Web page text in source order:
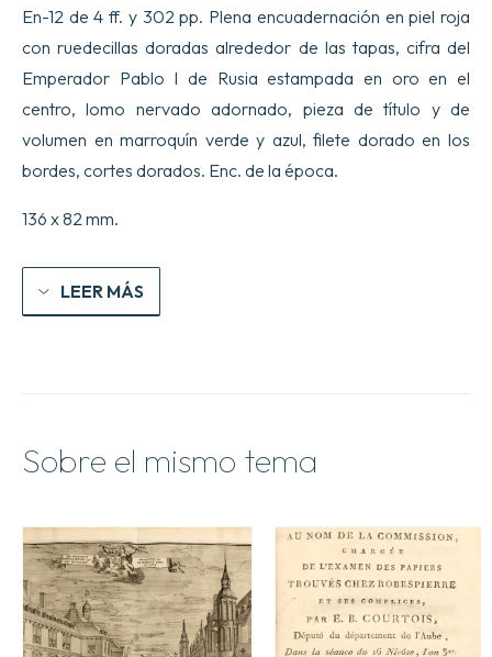
de
provincias,
los
gobernadores
y
estado
mayor
de
plazas,
y
servicio
1750.
Con
del
ministro
de
Guerra
del
22
de
En-12 de 4 ff. y 302 pp. Plena encuadernación en piel roja
con ruedecillas doradas alrededor de las tapas, cifra del
Emperador Pablo I de Rusia estampada en oro en el
centro, lomo nervado adornado, pieza de título y de
volumen en marroquín verde y azul, filete dorado en los
bordes, cortes dorados. Enc. de la época.
136 x 82 mm.
LEER MÁS
Sobre el mismo tema